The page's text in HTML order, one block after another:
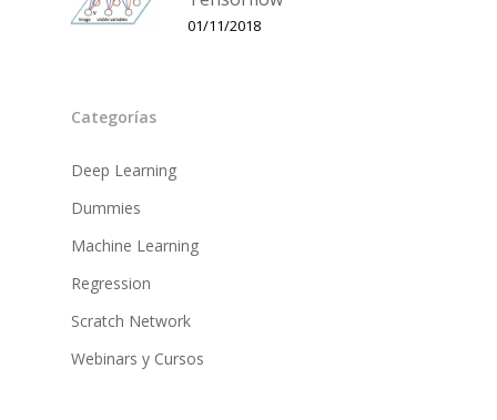
01/11/2018
Categorías
Deep Learning
Dummies
Machine Learning
Regression
Scratch Network
Webinars y Cursos